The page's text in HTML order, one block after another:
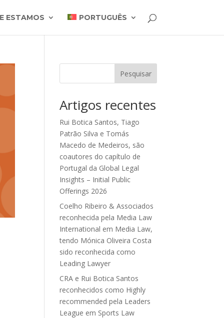
ESTAMOS PORTUGUÊS
Pesquisar
Artigos recentes
Rui Botica Santos, Tiago
Patrão Silva e Tomás
Macedo de Medeiros, são
coautores do capítulo de
Portugal da Global Legal
Insights – Initial Public
Offerings 2026
Coelho Ribeiro & Associados
reconhecida pela Media Law
International em Media Law,
tendo Mónica Oliveira Costa
sido reconhecida como
Leading Lawyer
CRA e Rui Botica Santos
reconhecidos como Highly
recommended pela Leaders
League em Sports Law